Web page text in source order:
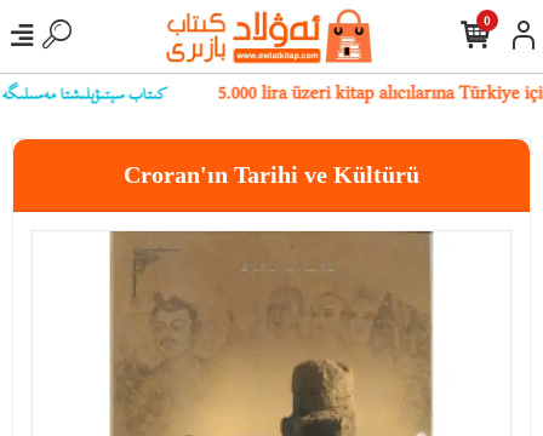
كىتاب سېتىۋېلىشتا مەسىلىگە 5.000 lira üzeri kitap alıcılarına
0
Croran'ın Tarihi ve Kültürü